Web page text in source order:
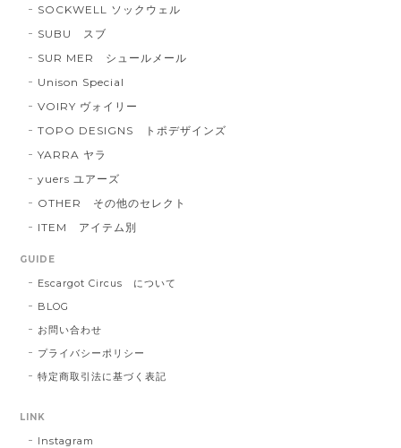
SOCKWELL ソックウェル
SUBU スブ
SUR MER シュールメール
Unison Special
VOIRY ヴォイリー
TOPO DESIGNS トポデザインズ
YARRA ヤラ
yuers ユアーズ
OTHER その他のセレクト
ITEM アイテム別
GUIDE
Escargot Circus について
BLOG
お問い合わせ
プライバシーポリシー
特定商取引法に基づく表記
LINK
Instagram